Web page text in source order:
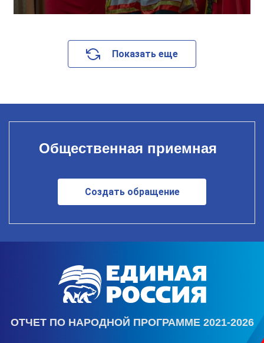
Показать еще
Общественная приемная
Создать обращение
ОТЧЕТ ПО НАРОДНОЙ ПРОГРАММЕ 2021-2026